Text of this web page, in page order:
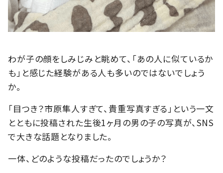
わが子の顔をしみじみと眺めて、「あの人に似ているか
も」と感じた経験がある人も多いのではないでしょう
か。
「目つき？市原隼人すぎて、貴重写真すぎる」という一文
とともに投稿された生後1ヶ月の男の子の写真が、SNS
で大きな話題となりました。
一体、どのような投稿だったのでしょうか？